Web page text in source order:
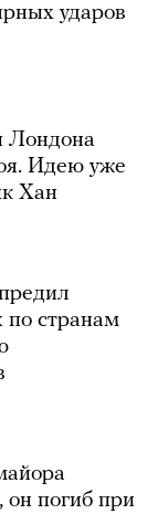
ударов
Лондона
Идею уже
Хан
по странам
погиб при